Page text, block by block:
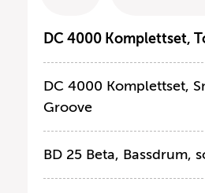
DC 4000 Komplettset,
DC 4000 Komplettset,
Groove
BD 25 Beta, Bassdrum,